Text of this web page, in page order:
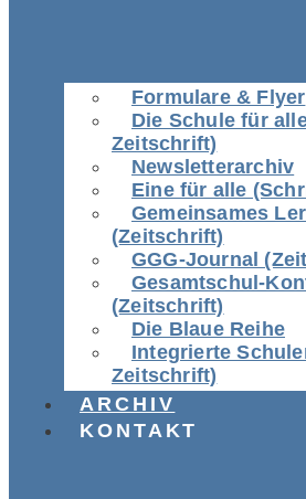
Formulare & Flyer
Die Schule für
Zeitschrift)
Newsletterarchiv
Eine für alle
Gemeinsames
(Zeitschrift)
GGG-Journal
Gesamtschul-
(Zeitschrift)
Die Blaue Reihe
Integrierte
Zeitschrift)
ARCHIV
KONTAKT